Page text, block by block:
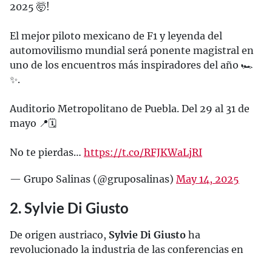
2025 🤯!
El mejor piloto mexicano de F1 y leyenda del
automovilismo mundial será ponente magistral en
uno de los encuentros más inspiradores del año 🏎️
✨.
Auditorio Metropolitano de Puebla. Del 29 al 31 de
mayo 📍🗓️
No te pierdas… https://t.co/RFJKWaLjRI
— Grupo Salinas (@gruposalinas) May 14, 2025
2. Sylvie Di Giusto
De origen austriaco, Sylvie Di Giusto ha
revolucionado la industria de las conferencias en